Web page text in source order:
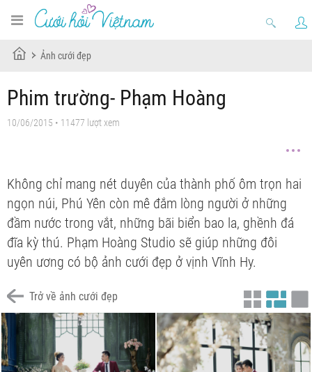
Ảnh cưới đẹp
Phim trường- Phạm Hoàng
10/06/2015 • 11477 lượt xem
Không chỉ mang nét duyên của thành phố ôm trọn hai
ngọn núi, Phú Yên còn mê đắm lòng người ở những
đầm nước trong vắt, những bãi biển bao la, ghềnh đá
đĩa kỳ thú. Phạm Hoàng Studio sẽ giúp những đôi
uyên ương có bộ ảnh cưới đẹp ở vịnh Vĩnh Hy.
Trở về ảnh cưới đẹp